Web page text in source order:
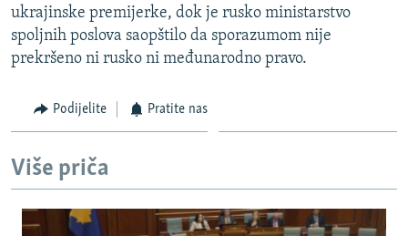
MOJA EVROPA
TRI DECENIJE OD RATA U BIH
NASTANAK I RASPAD JUGOSLAVIJE
ukrajinske premijerke, dok je rusko ministarstvo
spoljnih poslova saopštilo da sporazumom nije
prekršeno ni rusko ni međunarodno pravo.
Podijelite Pratite nas
Više priča